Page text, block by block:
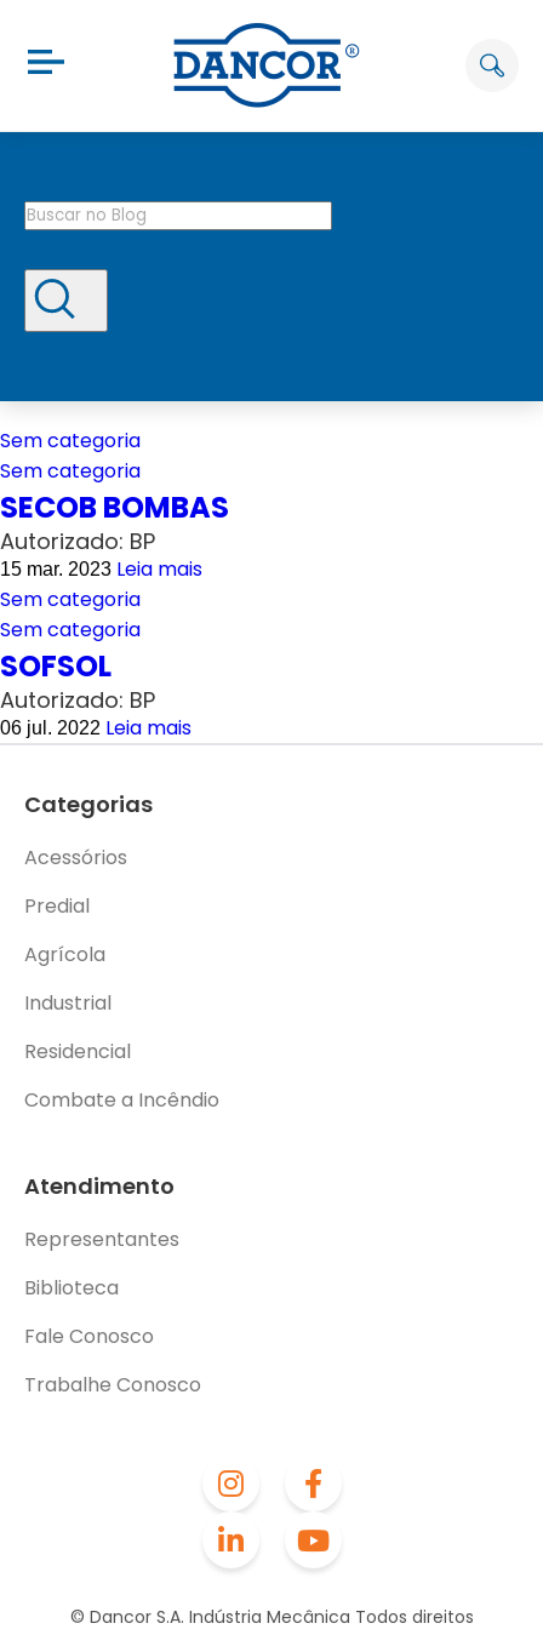
Sem categoria
Sem categoria
SECOB BOMBAS
Autorizado: BP
15 mar. 2023 Leia mais
Sem categoria
Sem categoria
SOFSOL
Autorizado: BP
06 jul. 2022 Leia mais
© Dancor S.A. Indústria Mecânica Todos direitos
Categorias
Acessórios
Predial
Agrícola
Industrial
Residencial
Combate a Incêndio
Atendimento
Representantes
Biblioteca
Fale Conosco
Trabalhe Conosco